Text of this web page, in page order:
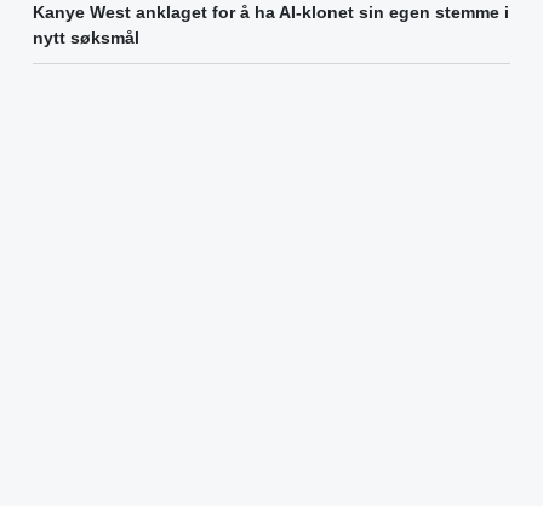
Kanye West anklaget for å ha AI-klonet sin egen stemme i
nytt søksmål